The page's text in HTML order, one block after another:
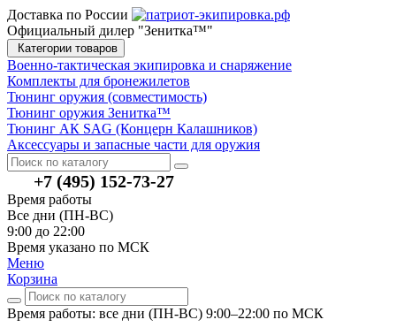
Доставка по России
Официальный дилер "Зенитка™"
Категории товаров
Военно-тактическая экипировка и снаряжение
Комплекты для бронежилетов
Тюнинг оружия (совместимость)
Тюнинг оружия Зенитка™
Тюнинг АК SAG (Концерн Калашников)
Аксессуары и запасные части для оружия
+7 (495) 152-73-27
Время работы
Все дни (ПН-ВС)
9:00 до 22:00
Время указано по МСК
Меню
Корзина
Время работы: все дни (ПН-ВС) 9:00–22:00 по МСК